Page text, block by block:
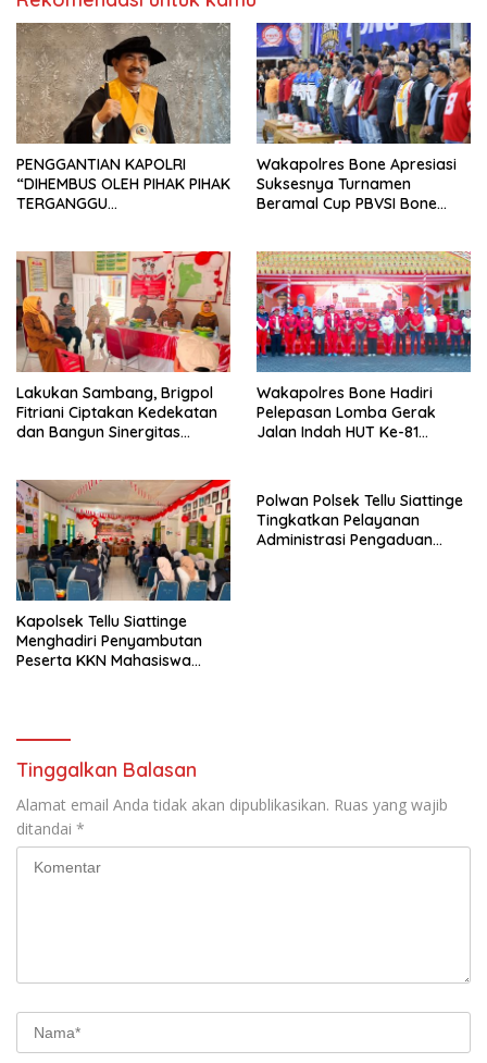
PENGGANTIAN KAPOLRI
“DIHEMBUS OLEH PIHAK PIHAK
TERGANGGU
Wakapolres Bone Apresiasi
Suksesnya Turnamen
Beramal Cup PBVSI Bone
Lakukan Sambang, Brigpol
Fitriani Ciptakan Kedekatan
dan Bangun Sinergitas
Wakapolres Bone Hadiri
Pelepasan Lomba Gerak
Jalan Indah HUT Ke-81
Kapolsek Tellu Siattinge
Menghadiri Penyambutan
Peserta KKN Mahasiswa
Polwan Polsek Tellu Siattinge
Tingkatkan Pelayanan
Administrasi Pengaduan
Tinggalkan Balasan
Alamat email Anda tidak akan dipublikasikan. Ruas yang wajib
ditandai *